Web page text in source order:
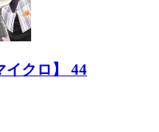
イクロ】 44